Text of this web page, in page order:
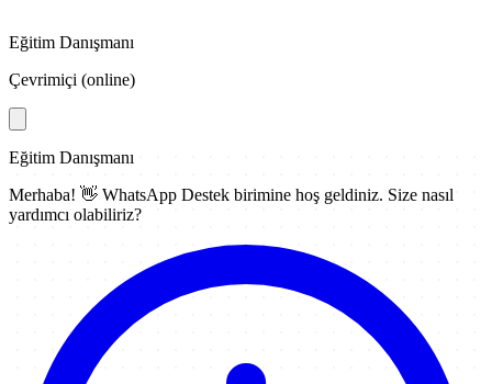
Eğitim Danışmanı
Çevrimiçi (online)
Eğitim Danışmanı
Merhaba! 👋 WhatsApp Destek birimine hoş geldiniz. Size nasıl
yardımcı olabiliriz?